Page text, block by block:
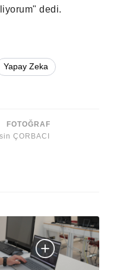
dedi.
Yapay Zeka
FOTOĞRAF
ÇORBACI